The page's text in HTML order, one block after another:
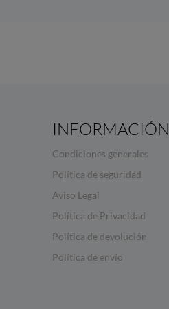
INFORMACIÓN
Condiciones generales
Política de seguridad
Aviso Legal
Política de Privacidad
Política de devolución
Política de envío